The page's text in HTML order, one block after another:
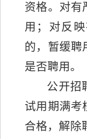
资格。对有
用；对反
的，暂缓聘
是否聘用。
公开招
试用期满考
合格，解除